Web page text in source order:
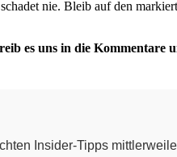
nie. Bleib auf den
es uns in die Kommentare
Insider-Tipps